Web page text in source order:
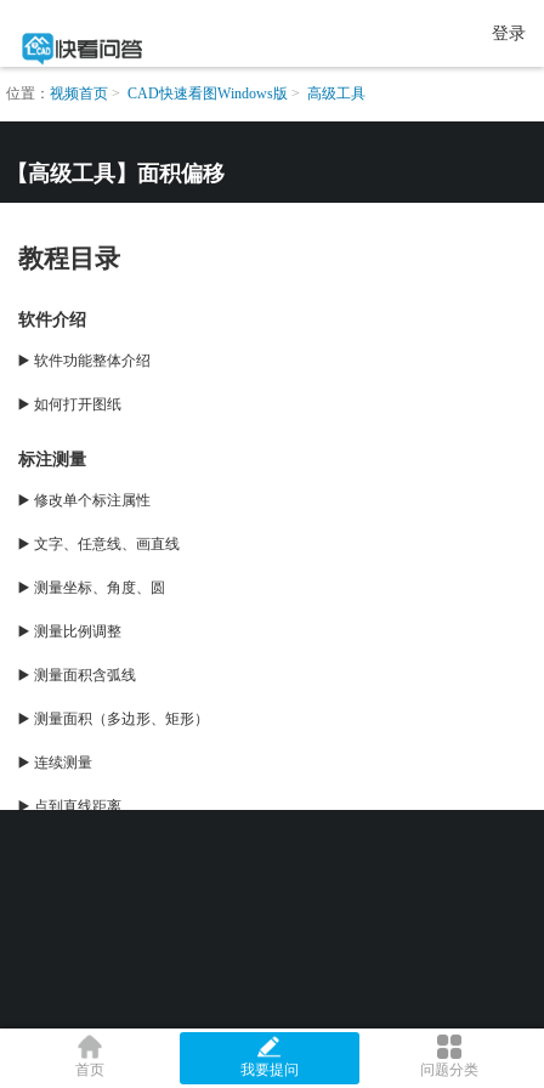
登录
位置： 视频首页 CAD快速看图Windows版 高级工具
【高级工具】面积偏移
教程目录
软件介绍
▶️ 软件功能整体介绍
▶️ 如何打开图纸
标注测量
▶️ 修改单个标注属性
▶️ 文字、任意线、画直线
▶️ 测量坐标、角度、圆
▶️ 测量比例调整
▶️ 测量面积含弧线
▶️ 测量面积（多边形、矩形）
▶️ 连续测量
▶️ 点到直线距离
▶️ 云线，引线
▶️ 矩形、椭圆
首页 我要提问 问题分类